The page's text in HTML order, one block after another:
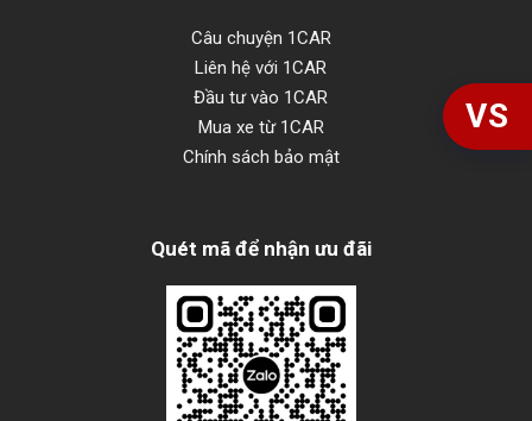
Câu chuyện 1CAR
Liên hệ với 1CAR
Đầu tư vào 1CAR
Mua xe từ 1CAR
Chính sách bảo mật
Quét mã để nhận ưu đãi
VS